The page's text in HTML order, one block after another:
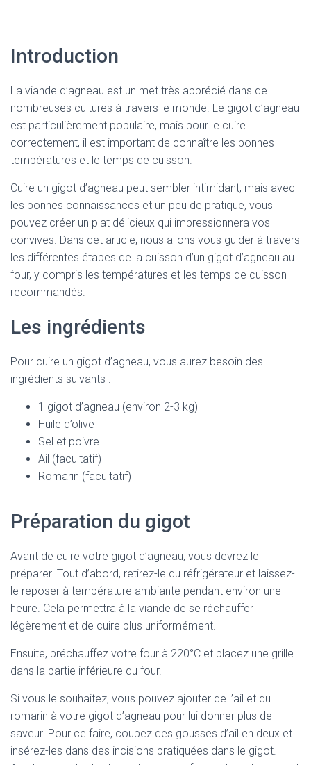
Introduction
La viande d’agneau est un met très apprécié dans de
nombreuses cultures à travers le monde. Le gigot d’agneau
est particulièrement populaire, mais pour le cuire
correctement, il est important de connaître les bonnes
températures et le temps de cuisson.
Cuire un gigot d’agneau peut sembler intimidant, mais avec
les bonnes connaissances et un peu de pratique, vous
pouvez créer un plat délicieux qui impressionnera vos
convives. Dans cet article, nous allons vous guider à travers
les différentes étapes de la cuisson d’un gigot d’agneau au
four, y compris les températures et les temps de cuisson
recommandés.
Les ingrédients
Pour cuire un gigot d’agneau, vous aurez besoin des
ingrédients suivants :
1 gigot d’agneau (environ 2-3 kg)
Huile d’olive
Sel et poivre
Ail (facultatif)
Romarin (facultatif)
Préparation du gigot
Avant de cuire votre gigot d’agneau, vous devrez le
préparer. Tout d’abord, retirez-le du réfrigérateur et laissez-
le reposer à température ambiante pendant environ une
heure. Cela permettra à la viande de se réchauffer
légèrement et de cuire plus uniformément.
Ensuite, préchauffez votre four à 220°C et placez une grille
dans la partie inférieure du four.
Si vous le souhaitez, vous pouvez ajouter de l’ail et du
romarin à votre gigot d’agneau pour lui donner plus de
saveur. Pour ce faire, coupez des gousses d’ail en deux et
insérez-les dans des incisions pratiquées dans le gigot.